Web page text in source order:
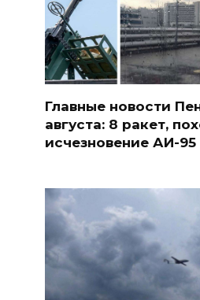
Главные новости
августа: 8 ракет,
исчезновение АИ-95